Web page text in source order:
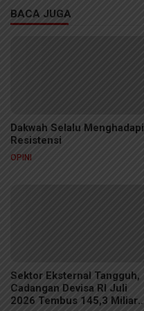
BACA JUGA
Dakwah Selalu Menghadapi
Resistensi
OPINI
Sektor Eksternal Tangguh,
Cadangan Devisa RI Juli
2026 Tembus 145,3 Miliar